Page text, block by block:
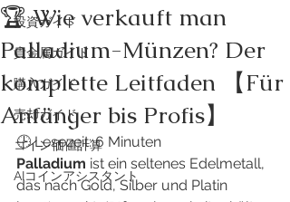
投資ガイド
貴金属ガイド
購入ガイド
売却ガイド
​コイン価値計算
AIコインアシスタント
🏆 Wie verkauft man
Palladium-Münzen? Der
komplette Leitfaden 【Für
Anfänger bis Profis】
🕒 Lesezeit: 6 Minuten
Palladium ist ein seltenes Edelmetall,
das nach Gold, Silber und Platin